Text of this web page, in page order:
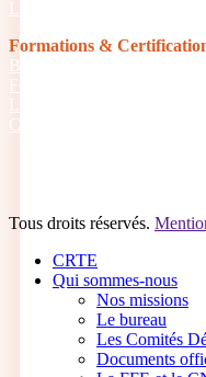
Les boucles & circuits
Formations &
Balisage équestre : devenir
Formation du Tourisme
Les Galops de Pleine Nature
Certifications pour les
Tous droits réservés.
Close
Menu
CRTE
Qui sommes-nous
Nos missions
Le bureau
Les Comités
Documents